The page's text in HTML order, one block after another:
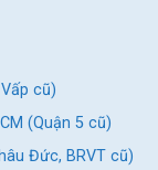
cũ)
(Quận 5 cũ)
Đức, BRVT cũ)